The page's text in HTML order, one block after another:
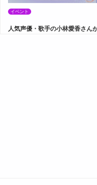
イベント
人気声優・歌手の小林愛香さ